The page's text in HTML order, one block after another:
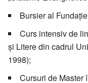
Bursier al
Curs intensiv de
și Litere din cadrul
1998);
Cursuri de Master